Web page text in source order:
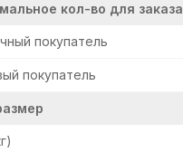
кол-во для заказа
покупатель
покупатель